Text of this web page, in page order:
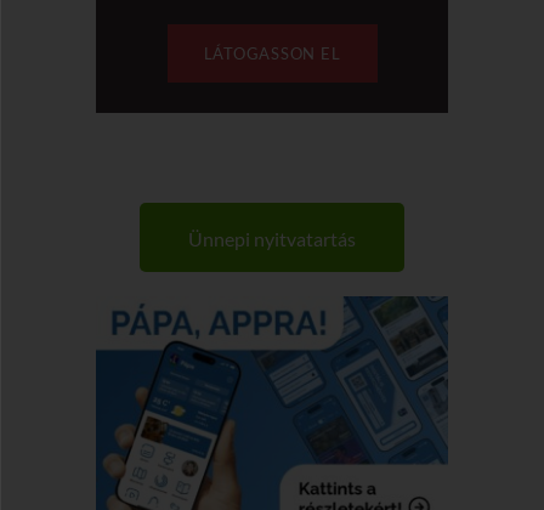
LÁTOGASSON EL
Ünnepi nyitvatartás